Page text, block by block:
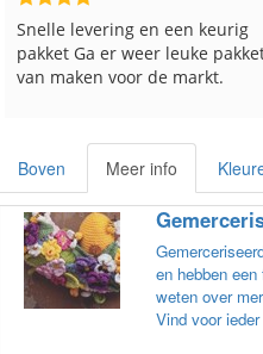
Snelle levering en een keurig
pakket Ga er weer leuke
van maken voor de markt.
Boven Meer info
en hebben
weten over
Vind voor